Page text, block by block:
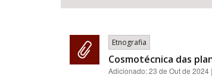
Etnografia
Cosmotécnica das
Adicionado:23 de Out de 2024